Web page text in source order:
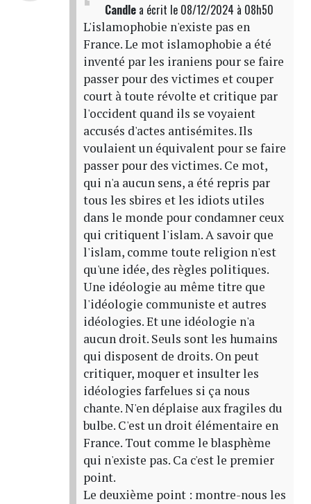
Candlea écrit le 08/12/2024 à 08h50
L'islamophobie n'existe pas en
France. Le mot islamophobie a été
inventé par les iraniens pour se faire
passer pour des victimes et couper
court à toute révolte et critique par
l'occident quand ils se voyaient
accusés d'actes antisémites. Ils
voulaient un équivalent pour se faire
passer pour des victimes. Ce mot,
qui n'a aucun sens, a été repris par
tous les sbires et les idiots utiles
dans le monde pour condamner ceux
qui critiquent l'islam. A savoir que
l'islam, comme toute religion n'est
qu'une idée, des règles politiques.
Une idéologie au même titre que
l'idéologie communiste et autres
idéologies. Et une idéologie n'a
aucun droit. Seuls sont les humains
qui disposent de droits. On peut
critiquer, moquer et insulter les
idéologies farfelues si ça nous
chante. N'en déplaise aux fragiles du
bulbe. C'est un droit élémentaire en
France. Tout comme le blasphème
qui n'existe pas. Ca c'est le premier
point.
Le deuxième point : montre-nous les